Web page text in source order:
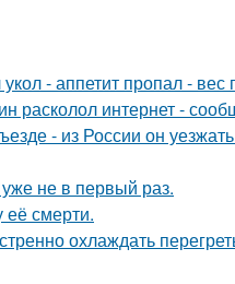
- аппетит пропал -
расколол интернет -
- из России он
не в первый раз.
её смерти.
охлаждать